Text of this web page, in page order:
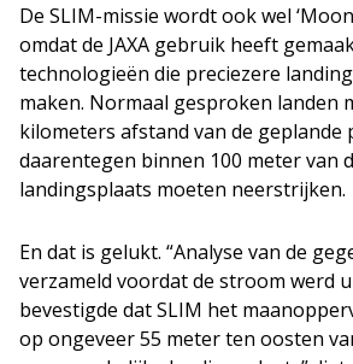
De SLIM-missie wordt ook wel
omdat de JAXA gebruik heeft
technologieën die preciezere
maken. Normaal gesproken landen
kilometers afstand van de geplande
daarentegen binnen 100 meter van
landingsplaats moeten neerstrijken.
En dat is gelukt. “Analyse van de
verzameld voordat de stroom werd
bevestigde dat SLIM het
op ongeveer 55 meter ten oosten